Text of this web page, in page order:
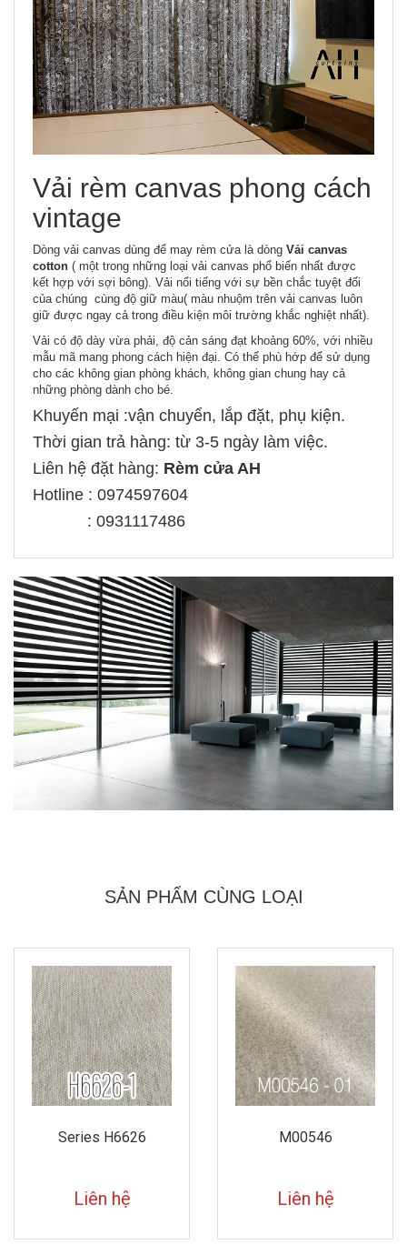
Vải rèm canvas phong cách
vintage
Dòng vải canvas dùng để may rèm cửa là dòng Vải canvas
cotton ( một trong những loại vải canvas phổ biến nhất được
kết hợp với sợi bông). Vải nổi tiếng với sự bền chắc tuyệt đối
của chúng cùng độ giữ màu( màu nhuộm trên vải canvas luôn
giữ được ngay cả trong điều kiện môi trường khắc nghiệt nhất).
Vải có độ dày vừa phải, độ cản sáng đạt khoảng 60%, với nhiều
mẫu mã mang phong cách hiện đại. Có thể phù hớp để sử dụng
cho các không gian phòng khách, không gian chung hay cả
những phòng dành cho bé.
Khuyến mại :vận chuyển, lắp đặt, phụ kiện.
Thời gian trả hàng: từ 3-5 ngày làm việc.
Liên hệ đặt hàng: Rèm cửa AH
Hotline : 0974597604
: 0931117486
SẢN PHẨM CÙNG LOẠI
M00546
Liên hệ
M00545
Liên hệ